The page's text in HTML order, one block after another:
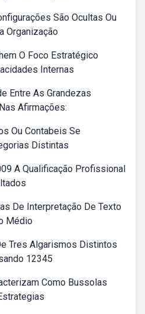
São Ocultas Ou
Organização
O Foco Estratégico
Internas
Entre As Grandezas
Afirmações:
Ou Contabeis Se
Distintas
A Qualificação Profissional
De Interpretação De Texto
Médio
Tres Algarismos Distintos
12345
Como Bussolas